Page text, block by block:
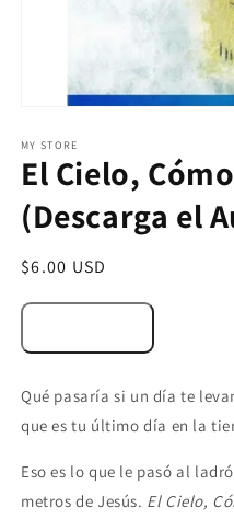
1
in
modal
MY STORE
El Cielo,
(Descarga el
Regular
$6.00 USD
Qué pasaría si un día te
que es tu último día en la
Eso es lo que le pasó al
metros de Jesús. El Cielo,